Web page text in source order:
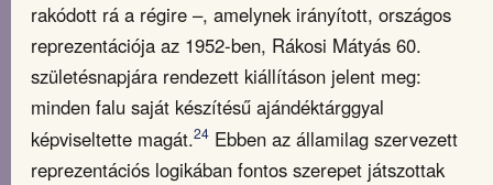
rakódott rá a régire –, amelynek irányított, országos
reprezentációja az 1952-ben, Rákosi Mátyás 60.
születésnapjára rendezett kiállításon jelent meg:
minden falu saját készítésű ajándéktárggyal
képviseltette magát.24 Ebben az államilag szervezett
reprezentációs logikában fontos szerepet játszottak